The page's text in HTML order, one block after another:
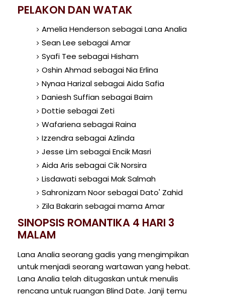
PELAKON DAN WATAK
Amelia Henderson sebagai Lana Analia
Sean Lee sebagai Amar
Syafi Tee sebagai Hisham
Oshin Ahmad sebagai Nia Erlina
Nynaa Harizal sebagai Aida Safia
Daniesh Suffian sebagai Baim
Dottie sebagai Zeti
Wafariena sebagai Raina
Izzendra sebagai Azlinda
Jesse Lim sebagai Encik Masri
Aida Aris sebagai Cik Norsira
Lisdawati sebagai Mak Salmah
Sahronizam Noor sebagai Dato' Zahid
Zila Bakarin sebagai mama Amar
SINOPSIS ROMANTIKA 4 HARI 3
MALAM
Lana Analia seorang gadis yang mengimpikan
untuk menjadi seorang wartawan yang hebat.
Lana Analia telah ditugaskan untuk menulis
rencana untuk ruangan Blind Date. Janji temu